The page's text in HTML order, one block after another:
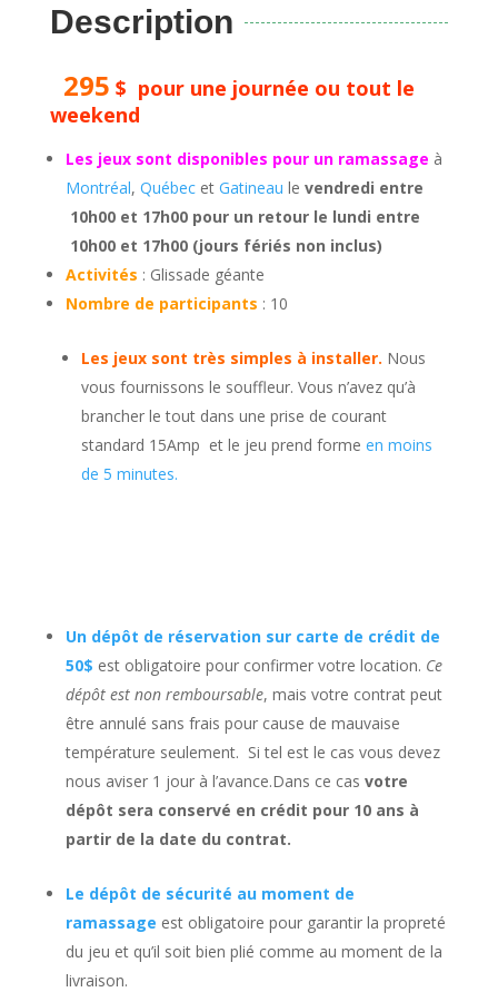
Description
295 $ pour une journée ou tout le
weekend
Les jeux sont disponibles pour un ramassage à
Montréal, Québecet Gatineau le vendredi entre
10h00 et 17h00 pour un retour le lundi entre
10h00 et 17h00 (jours fériés non inclus)
Activités : Glissade géante
Nombre de participants : 10
Les jeux sont très simples à installer. Nous
vous fournissons le souffleur. Vous n’avez qu’à
brancher le tout dans une prise de courant
standard 15Amp et le jeu prend forme en moins
de 5 minutes.
Un dépôt de réservation sur carte de crédit de
50$ est obligatoire pour confirmer votre location. Ce
dépôt est non remboursable, mais votre contrat peut
être annulé sans frais pour cause de mauvaise
température seulement. Si tel est le cas vous devez
nous aviser 1 jour à l’avance.Dans ce cas votre
dépôt sera conservé en crédit pour 10 ans à
partir de la date du contrat.
Le dépôt de sécurité au moment de
ramassage est obligatoire pour garantir la propreté
du jeu et qu’il soit bien plié comme au moment de la
livraison.